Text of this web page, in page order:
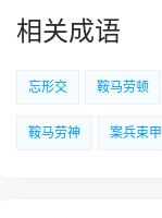
相关成语
忘形交 鞍马劳顿
鞍马劳神 案兵束甲